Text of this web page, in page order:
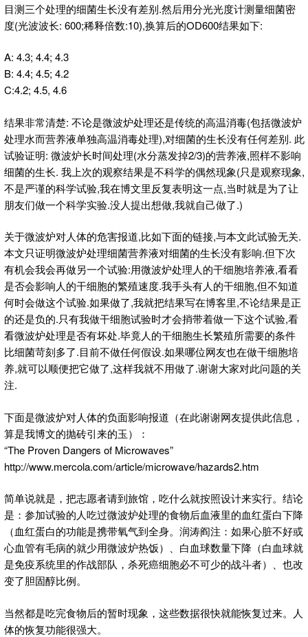
目测三个处理的细菌生长没有差别.然后用分光光度计测量细菌密
度(光波波长: 600;稀释倍数:10),换算后的OD600结果如下:
A: 4.3; 4.4; 4.3
B: 4.4; 4.5; 4.2
C:4.2; 4.5, 4.6
结果非常清楚: 不论是微波炉处理还是传统的高温消毒(包括微波炉
处理水而营养液单独高温消毒处理),对细菌的生长没有任何差别. 此
试验证明: 微波炉长时间处理(水分蒸发掉2/3)的营养液,照样不影响
细菌的生长. 我上次的观察结果是不科学的偶然现象(只是观察现象,
不是严谨的科学试验,我在博文里反复表明这一点,当时就是为了让
朋友们做一个科学实验.没人提出想做,我就自己做了.)
关于微波炉对人体的危害报道,比如下面的链接,与本文此试验无关.
本文只证明微波炉处理细菌营养液对细菌的生长没有影响.但下次
有机会我会再做另一个试验:用微波炉处理人的干细胞培养液,看看
是否会影响人的干细胞的繁殖速度.我手头有人的干细胞,但不知道
何时会做这个试验.如果做了,我就把结果写在博客里,不论结果是正
的还是负的.只有我做干细胞试验时才会捎带着做一下这个试验,看
看微波炉处理是否有坏处.毕竟人的干细胞生长繁殖所需要的条件
比细菌苛刻多了.目前不做任何假设.如果哪位网友也在做干细胞培
养,就可以顺便把它做了,这样我就不用做了.谢谢大家对此问题的关
注.
下面是微波炉对人体的负面影响报道（在此谢谢网友提供此信息，
算是我博文的抛砖引来的玉）：
“The Proven Dangers of Microwaves”
http://www.mercola.com/article/microwave/hazards2.htm
简单说就是，把志愿者请到旅馆，吃什么就按照设计来实行。结论
是：参加试验的人吃过微波炉处理的食物后血液里的血红蛋白下降
（血红蛋白的功能是携带氧气到全身。润涛阎注：如果心脏不好或
心血管有毛病的就少用微波炉热饭）、白血球数量下降（白血球就
是免疫系统里的作战部队，杀死癌细胞必不可少的战斗者）、也改
变了胆固醇比例。
当然都是吃完食物后的暂时现象，这些数据很快就能恢复过来。人
体的恢复功能很强大。